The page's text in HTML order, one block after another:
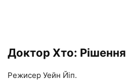
Доктор Хто: Рішення
Режисер Уейн Йіп.